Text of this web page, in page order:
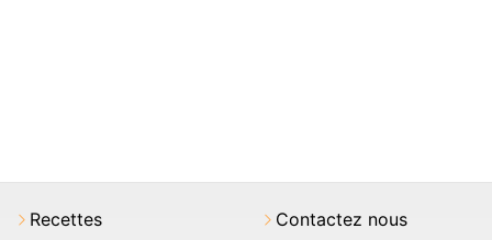
Recettes Contactez nous